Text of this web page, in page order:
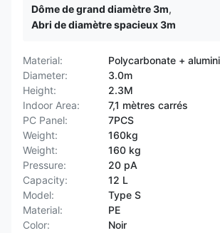
Dôme de grand diamètre 3m,
Abri de diamètre spacieux 3m
Material:
Polycarbonate +
Diameter:
3.0m
Height:
2.3M
Indoor Area:
7,1 mètres carrés
PC Panel:
7PCS
Weight:
160kg
Weight:
160 kg
Pressure:
20 pA
Capacity:
12 L
Model:
Type S
Material:
PE
Color:
Noir